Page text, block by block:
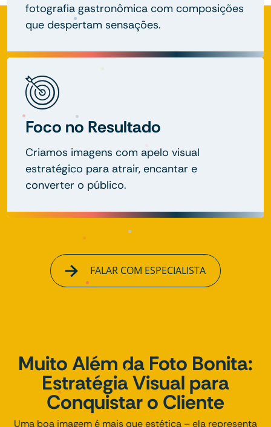
fotografia gastronômica com composições
que despertam sensações.
Foco no Resultado
Criamos imagens com apelo visual
estratégico para atrair, encantar e
converter o público.
FALAR COM ESPECIALISTA
Muito Além da Foto Bonita:
Estratégia Visual para
Conquistar o Cliente
Uma boa imagem é mais que estética – ela representa